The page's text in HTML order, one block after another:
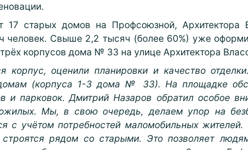
17 старых домов на Профсоюзной,
человек. Свыше 2,2 тысяч (более 60%) уже
корпусов дома № 33 на улице Архитектора
корпус, оценили планировки и качество
(корпуса 1-3 дома № 33). На площадке
и парковок. Дмитрий Назаров обратил особое
Мы, в свою очередь, делаем упор на
с учётом потребностей маломобильных
рядом со старыми. Это позволяет